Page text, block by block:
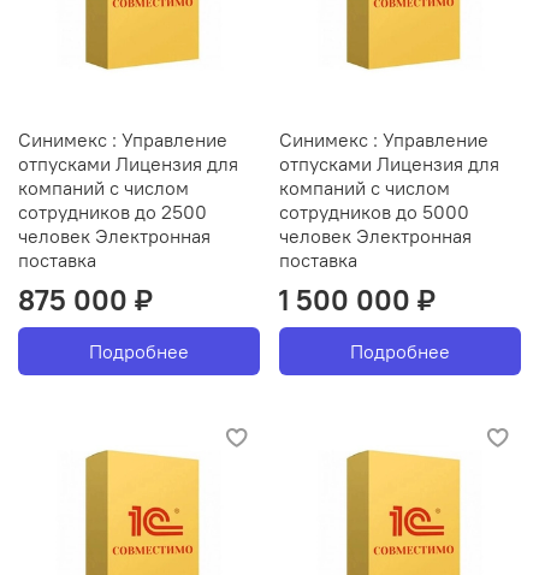
Синимекс : Управление
отпусками Лицензия для
компаний с числом
сотрудников до 2500
человек Электронная
поставка
875 000 ₽
Подробнее
Синимекс : Управление
отпусками Лицензия для
компаний с числом
сотрудников до 5000
человек Электронная
поставка
1 500 000 ₽
Подробнее